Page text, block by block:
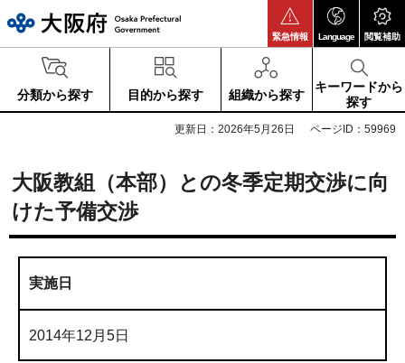
緊急情報 Language 閲覧補助
分類から探す 目的から探す 組織から探す
キーワードから
探す
更新日：2026年5月26日 ページID：59969
大阪教組（本部）との冬季定期交渉に向
けた予備交渉
実施日
2014年12月5日